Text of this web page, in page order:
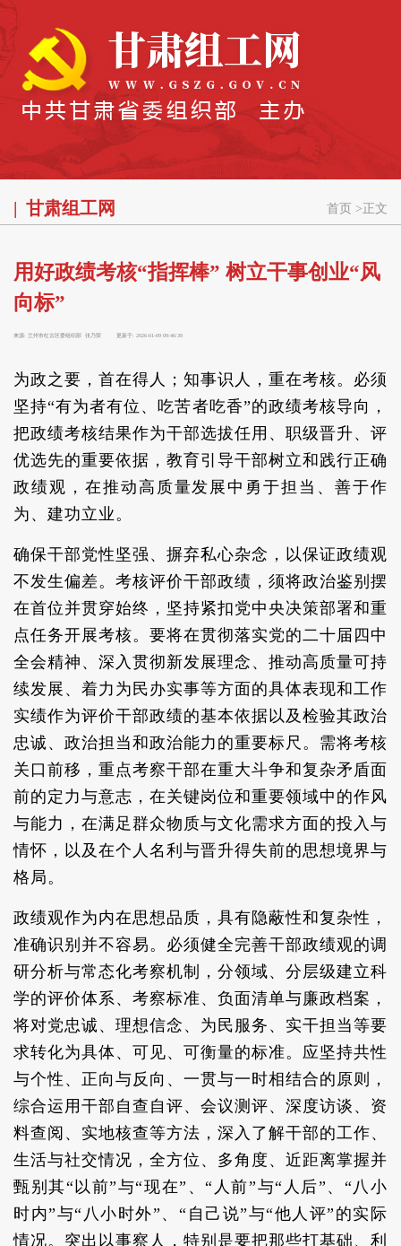
甘肃组工网 首页 > 正文
用好政绩考核“指挥棒” 树立干事创业“风
向标”
来源: 兰州市红古区委组织部 张乃荣 更新于: 2026-01-09 09:46:39
为政之要，首在得人；知事识人，重在考核。必须
坚持“有为者有位、吃苦者吃香”的政绩考核导向，
把政绩考核结果作为干部选拔任用、职级晋升、评
优选先的重要依据，教育引导干部树立和践行正确
政绩观，在推动高质量发展中勇于担当、善于作
为、建功立业。
确保干部党性坚强、摒弃私心杂念，以保证政绩观
不发生偏差。考核评价干部政绩，须将政治鉴别摆
在首位并贯穿始终，坚持紧扣党中央决策部署和重
点任务开展考核。要将在贯彻落实党的二十届四中
全会精神、深入贯彻新发展理念、推动高质量可持
续发展、着力为民办实事等方面的具体表现和工作
实绩作为评价干部政绩的基本依据以及检验其政治
忠诚、政治担当和政治能力的重要标尺。需将考核
关口前移，重点考察干部在重大斗争和复杂矛盾面
前的定力与意志，在关键岗位和重要领域中的作风
与能力，在满足群众物质与文化需求方面的投入与
情怀，以及在个人名利与晋升得失前的思想境界与
格局。
政绩观作为内在思想品质，具有隐蔽性和复杂性，
准确识别并不容易。必须健全完善干部政绩观的调
研分析与常态化考察机制，分领域、分层级建立科
学的评价体系、考察标准、负面清单与廉政档案，
将对党忠诚、理想信念、为民服务、实干担当等要
求转化为具体、可见、可衡量的标准。应坚持共性
与个性、正向与反向、一贯与一时相结合的原则，
综合运用干部自查自评、会议测评、深度访谈、资
料查阅、实地核查等方法，深入了解干部的工作、
生活与社交情况，全方位、多角度、近距离掌握并
甄别其“以前”与“现在”、“人前”与“人后”、“八小
时内”与“八小时外”、“自己说”与“他人评”的实际
情况。突出以事察人，特别是要把那些打基础、利